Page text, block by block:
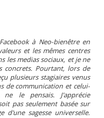
à Neo-bienêtre en
et les mêmes centres
les medias sociaux, et je ne
concrets. Pourtant, lors de
plusieurs stagiaires venus
de communication et celui-
le pensais. J'apprécie
pas seulement basée sur
d'une sagesse universelle.